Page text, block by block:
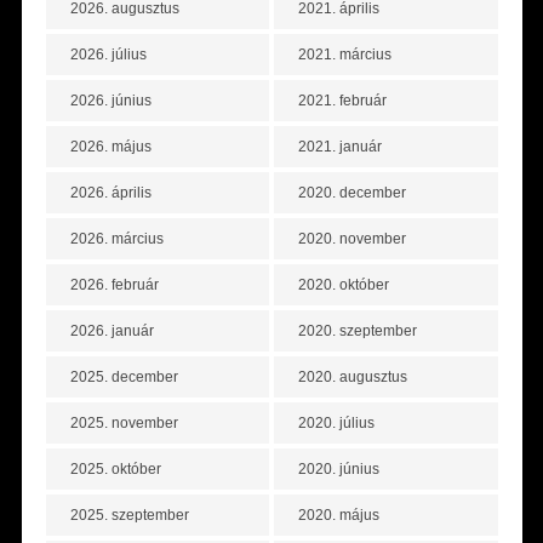
2026. augusztus
2026. július
2026. június
2026. május
2026. április
2026. március
2026. február
2026. január
2025. december
2025. november
2025. október
2025. szeptember
2021. április
2021. március
2021. február
2021. január
2020. december
2020. november
2020. október
2020. szeptember
2020. augusztus
2020. július
2020. június
2020. május